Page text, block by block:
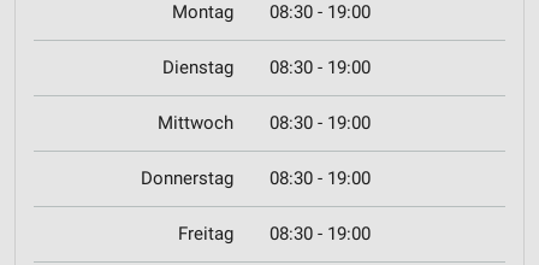
Montag 08:30 - 19:00
Dienstag 08:30 - 19:00
Mittwoch 08:30 - 19:00
Donnerstag 08:30 - 19:00
Freitag 08:30 - 19:00